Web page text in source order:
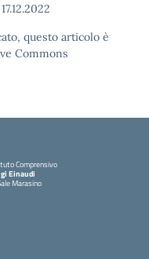
17.12.2022
questo articolo è
Commons
Comprensivo
Einaudi
Marasino